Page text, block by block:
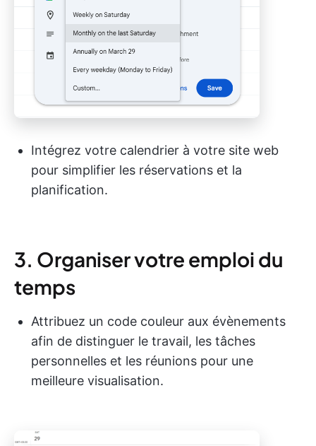
Intégrez votre calendrier à votre site web
pour simplifier les réservations et la
planification.
3. Organiser votre emploi du
temps
Attribuez un code couleur aux évènements
afin de distinguer le travail, les tâches
personnelles et les réunions pour une
meilleure visualisation.